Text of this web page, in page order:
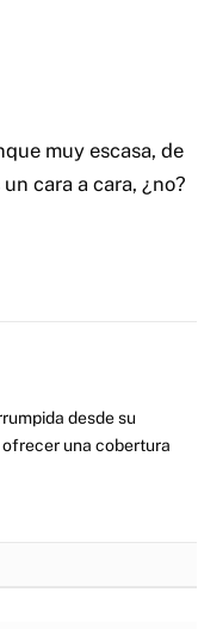
muy escasa, de
cara a cara, ¿no?
desde su
una cobertura